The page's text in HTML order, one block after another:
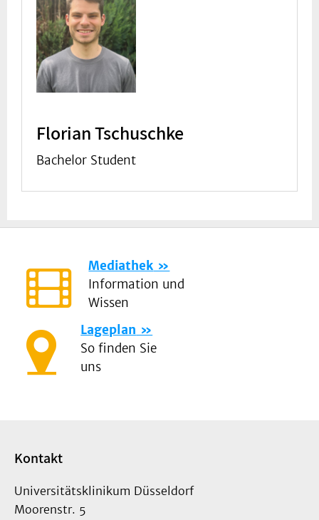
Florian Tschuschke
Bachelor Student
Mediathek
Information und
Wissen
Lageplan
So finden Sie
uns
Kontakt
Universitätsklinikum Düsseldorf
Moorenstr. 5